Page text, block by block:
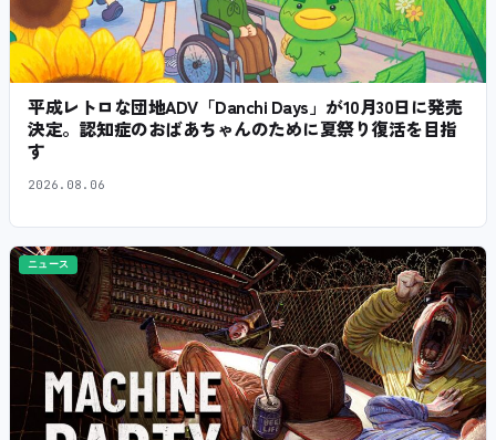
平成レトロな団地ADV「Danchi Days」が10月30日に発売
決定。認知症のおばあちゃんのために夏祭り復活を目指
す
2026.08.06
ニュース